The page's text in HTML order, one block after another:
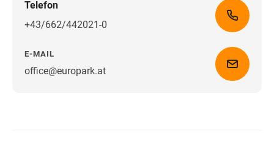
Telefon
+43/662/442021-0
E-MAIL
office@europark.atWegbeschreibung erhalten